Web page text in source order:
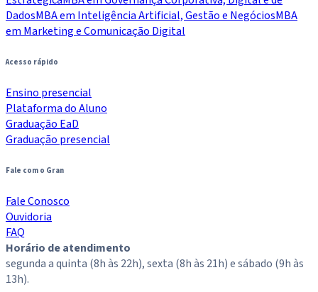
DadosMBA em Inteligência Artificial, Gestão e NegóciosMBA
em Marketing e Comunicação Digital
Acesso rápido
Ensino presencial
Plataforma do Aluno
Graduação EaD
Graduação presencial
Fale com o Gran
Fale Conosco
Ouvidoria
FAQ
Horário de atendimento
segunda a quinta (8h às 22h), sexta (8h às 21h) e sábado (9h às
13h).